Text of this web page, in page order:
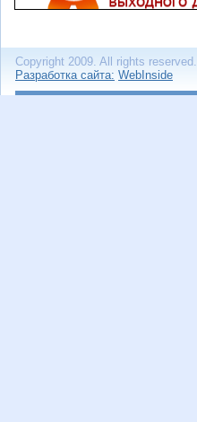
Copyright 2009. All rights reserved.
Разработка сайта: WebInside